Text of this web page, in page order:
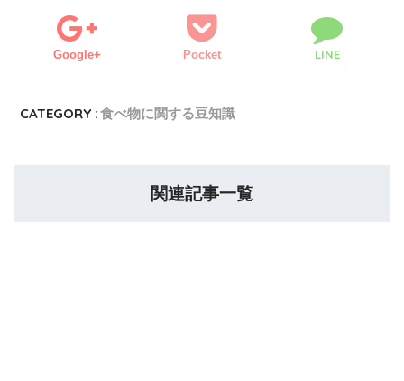
Google+ Pocket LINE
CATEGORY :食べ物に関する豆知識
関連記事一覧